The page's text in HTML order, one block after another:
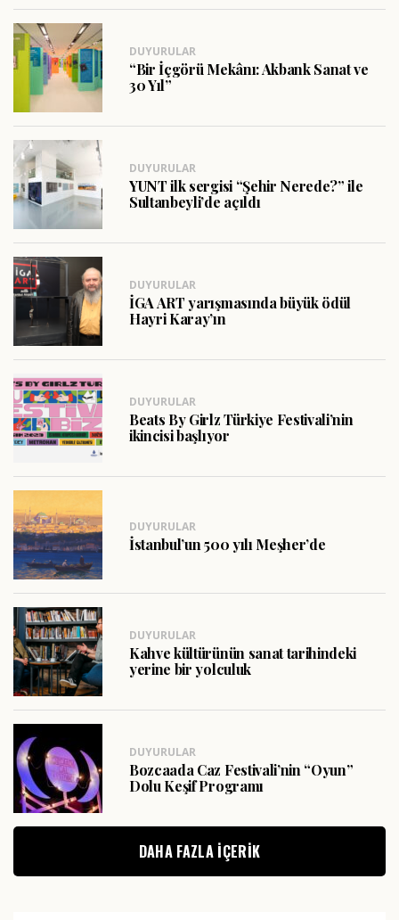
DUYURULAR
“Bir İçgörü Mekânı: Akbank Sanat ve
30 Yıl”
DUYURULAR
YUNT ilk sergisi “Şehir Nerede?” ile
Sultanbeyli’de açıldı
DUYURULAR
İGA ART yarışmasında büyük ödül
Hayri Karay’ın
DUYURULAR
Beats By Girlz Türkiye Festivali’nin
ikincisi başlıyor
DUYURULAR
İstanbul’un 500 yılı Meşher’de
DUYURULAR
Kahve kültürünün sanat tarihindeki
yerine bir yolculuk
DUYURULAR
Bozcaada Caz Festivali’nin “Oyun”
Dolu Keşif Programı
DAHA FAZLA IÇERIK